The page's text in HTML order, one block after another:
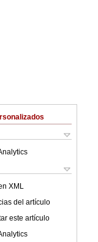
XML
del artículo
este artículo